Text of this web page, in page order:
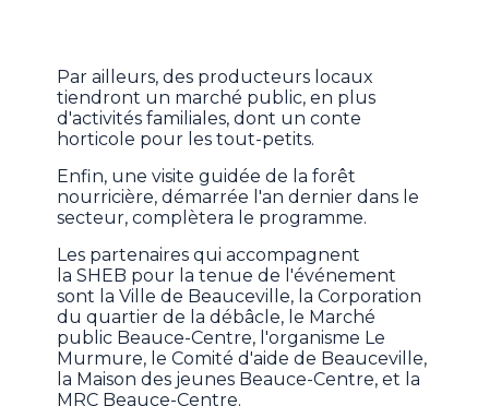
Par ailleurs, des producteurs locaux
tiendront un marché public, en plus
d'activités familiales, dont un conte
horticole pour les tout-petits.
Enfin, une visite guidée de la forêt
nourricière, démarrée l'an dernier dans le
secteur, complètera le programme.
Les partenaires qui accompagnent
la SHEB pour la tenue de l'événement
sont la Ville de Beauceville, la Corporation
du quartier de la débâcle, le Marché
public Beauce-Centre, l'organisme Le
Murmure, le Comité d'aide de Beauceville,
la Maison des jeunes Beauce-Centre, et la
MRC Beauce-Centre.